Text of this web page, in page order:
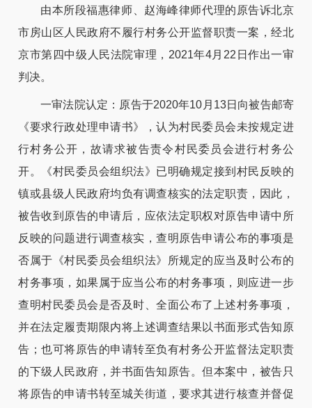
由本所段福惠律师、赵海峰律师代理的原告诉北京
市房山区人民政府不履行村务公开监督职责一案，经北
京市第四中级人民法院审理，2021年4月22日作出一审
判决。
一审法院认定：原告于2020年10月13日向被告邮寄
《要求行政处理申请书》，认为村民委员会未按规定进
行村务公开，故请求被告责令村民委员会进行村务公
开。《村民委员会组织法》已明确规定接到村民反映的
镇或县级人民政府均负有调查核实的法定职责，因此，
被告收到原告的申请后，应依法定职权对原告申请中所
反映的问题进行调查核实，查明原告申请公布的事项是
否属于《村民委员会组织法》所规定的应当及时公布的
村务事项，如果属于应当公布的村务事项，则应进一步
查明村民委员会是否及时、全面公布了上述村务事项，
并在法定履责期限内将上述调查结果以书面形式告知原
告；也可将原告的申请转至负有村务公开监督法定职责
的下级人民政府，并书面告知原告。但本案中，被告只
将原告的申请书转至城关街道，要求其进行核查并督促